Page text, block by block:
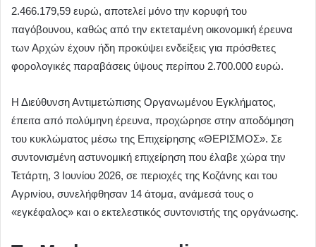
2.466.179,59 ευρώ, αποτελεί μόνο την κορυφή του
παγόβουνου, καθώς από την εκτεταμένη οικονομική έρευνα
των Αρχών έχουν ήδη προκύψει ενδείξεις για πρόσθετες
φορολογικές παραβάσεις ύψους περίπου 2.700.000 ευρώ.
Η Διεύθυνση Αντιμετώπισης Οργανωμένου Εγκλήματος,
έπειτα από πολύμηνη έρευνα, προχώρησε στην αποδόμηση
του κυκλώματος μέσω της Επιχείρησης «ΘΕΡΙΣΜΟΣ». Σε
συντονισμένη αστυνομική επιχείρηση που έλαβε χώρα την
Τετάρτη, 3 Ιουνίου 2026, σε περιοχές της Κοζάνης και του
Αγρινίου, συνελήφθησαν 14 άτομα, ανάμεσά τους ο
«εγκέφαλος» και ο εκτελεστικός συντονιστής της οργάνωσης.